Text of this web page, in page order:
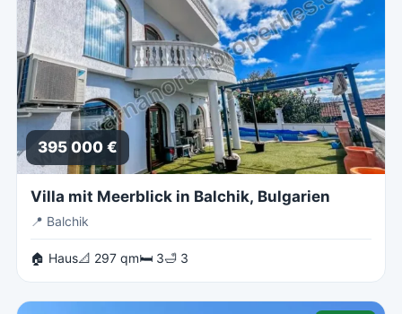
395 000 €
Villa mit Meerblick in Balchik, Bulgarien
📍 Balchik
🏠 Haus📐 297 qm🛏 3🛁 3